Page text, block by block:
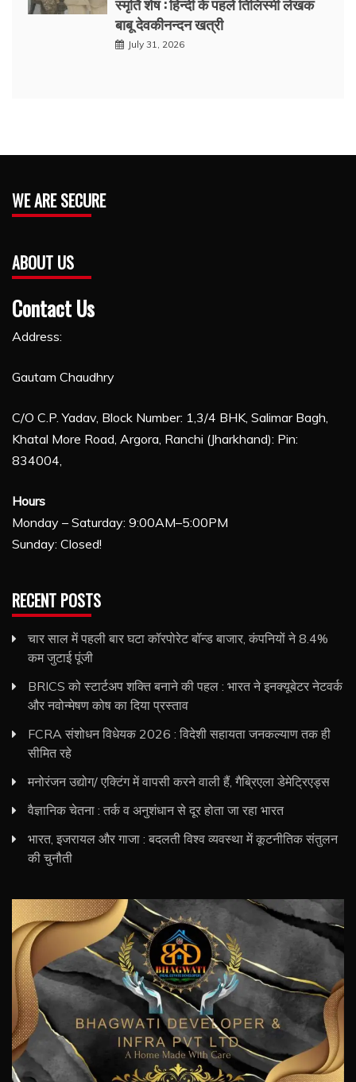
बाबू देवकीनन्दन खत्री
July 31, 2026
WE ARE SECURE
ABOUT US
Contact Us
Address:
Gautam Chaudhry
C/O C.P. Yadav, Block Number: 1,3/4 BHK, Salimar Bagh,
Khatal More Road, Argora, Ranchi (Jharkhand): Pin:
834004,
Hours
Monday – Saturday: 9:00AM–5:00PM
Sunday: Closed!
RECENT POSTS
चार साल में पहली बार घटा कॉरपोरेट बॉन्ड बाजार, कंपनियों ने 8.4%
कम जुटाई पूंजी
BRICS को स्टार्टअप शक्ति बनाने की पहल : भारत ने इनक्यूबेटर नेटवर्क
और नवोन्मेषण कोष का दिया प्रस्ताव
FCRA संशोधन विधेयक 2026 : विदेशी सहायता जनकल्याण तक ही
सीमित रहे
मनोरंजन उद्योग/ एक्टिंग में वापसी करने वाली हैं, गैब्रिएला डेमेट्रिएड्स
वैज्ञानिक चेतना : तर्क व अनुशंधान से दूर होता जा रहा भारत
भारत, इजरायल और गाजा : बदलती विश्व व्यवस्था में कूटनीतिक संतुलन
की चुनौती